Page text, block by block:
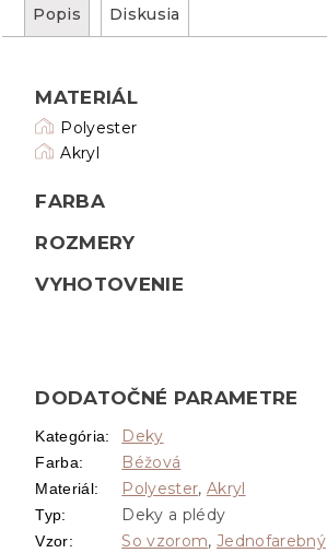
Popis Diskusia
MATERIÁL
Polyester
Akryl
FARBA
ROZMERY
VYHOTOVENIE
DODATOČNÉ PARAMETRE
Kategória: Deky
Farba: Béžová
Materiál: Polyester, Akryl
Typ: Deky a plédy
Vzor: So vzorom, Jednofarebný